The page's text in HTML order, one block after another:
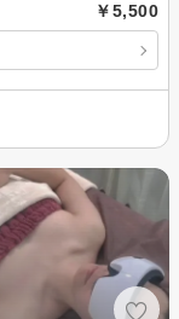
￥5,500